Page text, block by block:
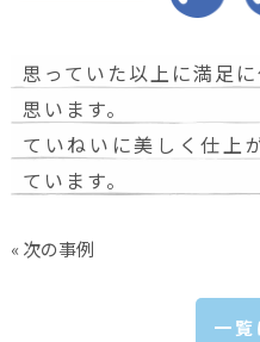
思っていた以上に満足
思います。
ていねいに美しく仕上
ています。
« 次の事例
一覧